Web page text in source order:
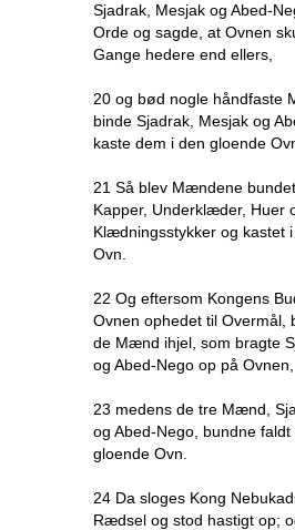
Sjadrak, Mesjak og Abed-
Orde og sagde, at Ovnen
Gange hedere end ellers,
20 og bød nogle håndfaste
binde Sjadrak, Mesjak og
kaste dem i den gloende
21 Så blev Mændene
Kapper, Underklæder, Huer
Klædningsstykker og kastet
Ovn.
22 Og eftersom Kongens
Ovnen ophedet til Overmål,
de Mænd ihjel, som bragte
og Abed-Nego op på Ovnen,
23 medens de tre Mænd,
og Abed-Nego, bundne faldt
gloende Ovn.
24 Da sloges Kong
Rædsel og stod hastigt op;